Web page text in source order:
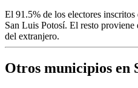
El 91.5% de los electores
San Luis Potosí. El resto proviene
del extranjero.
Otros municipios en